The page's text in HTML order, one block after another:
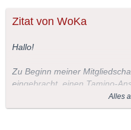
Zitat von WoKa
Hallo!
Zu Beginn meiner
eingebracht, einen Tamino-
beispielsweise bei Konzerten
Möglichkeit, andere Taminos
Alles